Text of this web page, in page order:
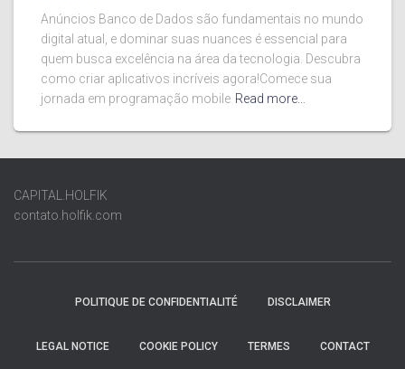
Anúncios Banco de Dados são fundamentais no mundo
digital atual, e dominar suas nuances é essencial para
quem busca excelência na área da tecnologia. Descubra
como criar aplicativos incríveis agora!Comece sua
jornada em programação mobile Read more…
CAPITAL.HOLFIK
contato.holfik.com
POLITIQUE DE CONFIDENTIALITÉ DISCLAIMER
LEGAL NOTICE COOKIE POLICY TERMES CONTACT